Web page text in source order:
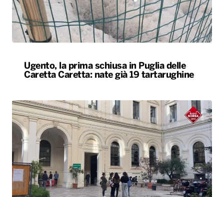
Ugento, la prima schiusa in Puglia delle
Caretta Caretta: nate già 19 tartarughine